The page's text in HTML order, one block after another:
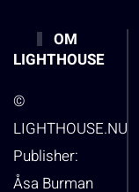
OM
LIGHTHOUSE
©
LIGHTHOUSE.NU
Publisher:
Åsa Burman